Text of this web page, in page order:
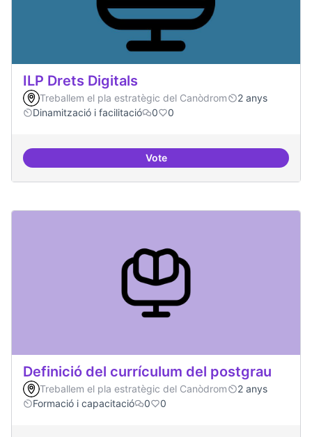
ILP Drets Digitals
Treballem el pla estratègic del Canòdrom
2 anys
Dinamització i facilitació
0 0
VoteILP Drets Digitals
Definició del currículum del postgrau
Treballem el pla estratègic del Canòdrom
2 anys
Formació i capacitació
0 0